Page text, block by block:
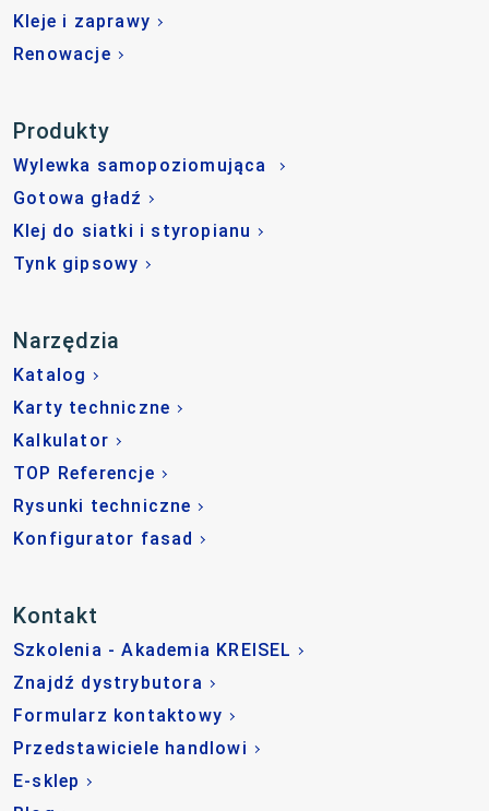
Kleje i zaprawy
Renowacje
Produkty
Wylewka samopoziomująca
Gotowa gładź
Klej do siatki i styropianu
Tynk gipsowy
Narzędzia
Katalog
Karty techniczne
Kalkulator
TOP Referencje
Rysunki techniczne
Konfigurator fasad
Kontakt
Szkolenia - Akademia KREISEL
Znajdź dystrybutora
Formularz kontaktowy
Przedstawiciele handlowi
E-sklep